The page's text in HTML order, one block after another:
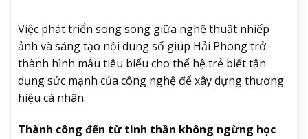
Việc phát triển song song giữa nghệ thuật nhiếp
ảnh và sáng tạo nội dung số giúp Hải Phong trở
thành hình mẫu tiêu biểu cho thế hệ trẻ biết tận
dụng sức mạnh của công nghệ để xây dựng thương
hiệu cá nhân.
Thành công đến từ tinh thần không ngừng học